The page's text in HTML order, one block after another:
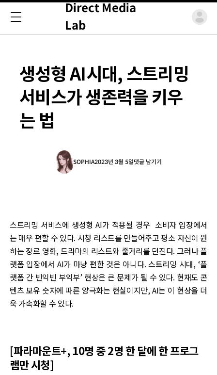
Direct Media
Lab
생성형 AI시대, 스트리밍
서비스가 생존력을 키우
는 법
SOPHIA2023년 3월 5일댓글 남기기
스트리밍 서비스에 생성형 AI가 적용될 경우 소비자 입장에서
는 매우 편할 수 있다. 시청 리스트를 만들어주고 평소 자신이 원
하는 장르 영화, 드라마의 리스트와 줄거리를 던진다. 그러나 플
랫폼 입장에서 AI가 마냥 편한 것은 아니다. 스트리밍 시대, ‘플
랫폼 간 빈익빈 부익부’ 현상은 큰 문제가 될 수 있다. 현재도 콘
텐츠 보유 숫자에 따른 양극화는 현실이지만, AI는 이 현상을 더
욱 가속화할 수 있다.
[파라마운트+, 10명 중 2명 한 달에 한 프로그
램만 시청]